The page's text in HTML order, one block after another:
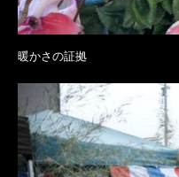
暖かさの証拠